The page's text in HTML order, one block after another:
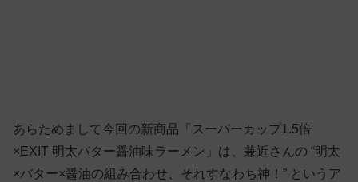
あらためまして今回の新商品「スーパーカップ1.5倍
×EXIT 明太バター醤油味ラーメン」は、兼近さんの “明太
×バター×醤油の組み合わせ、それすなわち神！” というア